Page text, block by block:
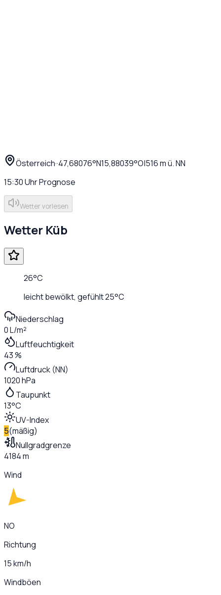
Österreich··47,68076°N15,88039°O|516m ü. NN
15:30UhrPrognose
Wetter vorlesen
Wetter Küb
26°C
leicht bewölkt, gefühlt25°C
Niederschlag
0 L/m²
Luftfeuchtigkeit
43 %
Luftdruck (NN)
1020 hPa
Taupunkt
13°C
UV-Index
5(mäßig)
Nullgradgrenze
4184 m
Wind
NO
Richtung
15 km/h
Windböen